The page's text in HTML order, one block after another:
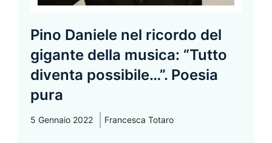
Pino Daniele nel ricordo del
gigante della musica: “Tutto
diventa possibile…”. Poesia
pura
5 Gennaio 2022 Francesca Totaro